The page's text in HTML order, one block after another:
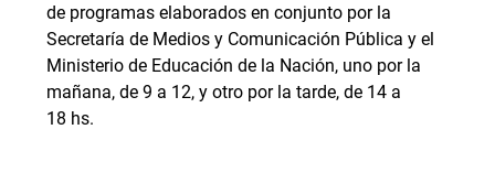
de programas elaborados en conjunto por la
Secretaría de Medios y Comunicación Pública y el
Ministerio de Educación de la Nación, uno por la
mañana, de 9 a 12, y otro por la tarde, de 14 a
18 hs.